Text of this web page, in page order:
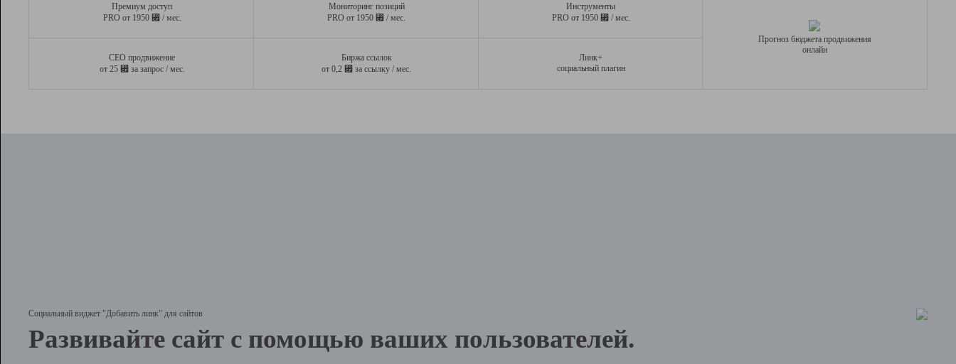
Премиум доступ
PRO от 1950 ⃏ / мес.
Мониторинг позиций
PRO от 1950 ⃏ / мес.
Инструменты
PRO от 1950 ⃏ / мес.
СЕО продвижение
от 25 ⃏ за запрос / мес.
Биржа ссылок
от 0,2 ⃏ за ссылку / мес.
Линк+
социальный плагин
Прогноз бюджета продвижения
онлайн
Социальный виджет "Добавить линк" для сайтов
Развивайте сайт с помощью ваших пользователей.